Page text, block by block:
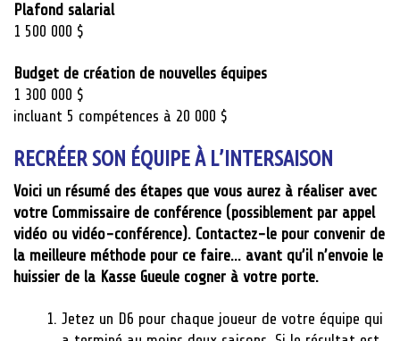
Plafond salarial
1 500 000 $
Budget de création de nouvelles équipes
1 300 000 $
incluant 5 compétences à 20 000 $
RECRÉER SON ÉQUIPE À L’INTERSAISON
Voici un résumé des étapes que vous aurez à réaliser avec
votre Commissaire de conférence (possiblement par appel
vidéo ou vidéo-conférence). Contactez-le pour convenir de
la meilleure méthode pour ce faire… avant qu’il n’envoie le
huissier de la Kasse Gueule cogner à votre porte.
Jetez un D6 pour chaque joueur de votre équipe qui